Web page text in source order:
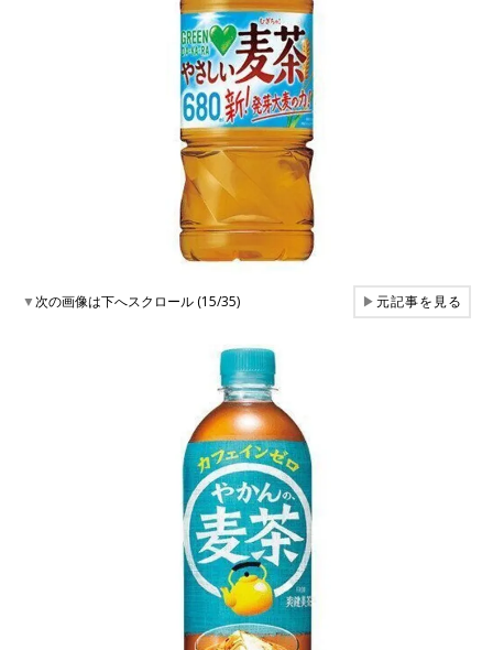
▼次の画像は下へスクロール (15/35) ▶元記事を見る